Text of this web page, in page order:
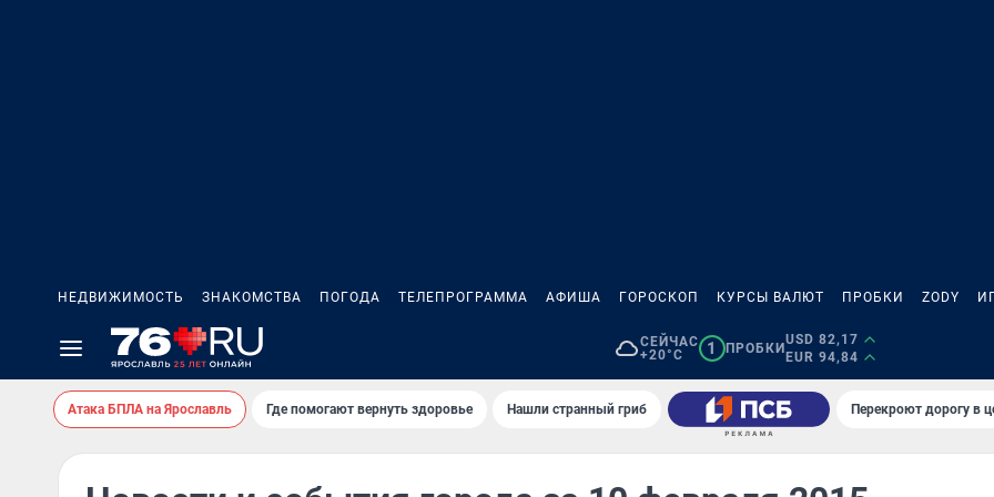
НЕДВИЖИМОСТЬ ЗНАКОМСТВА ПОГОДА ТЕЛЕПРОГРАММА АФИША ГОРОСКОП КУРСЫ ВАЛЮТ ПРОБКИ ZODY
СЕЙЧАС
+20°C
1 ПРОБКИ
USD 82,17
EUR 94,84
Атака БПЛА на Ярославль Где помогают вернуть здоровье Нашли странный гриб Перекроют дорогу в